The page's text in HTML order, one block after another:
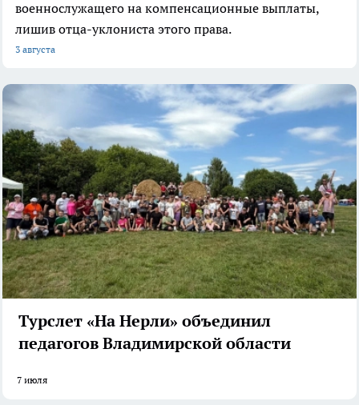
военнослужащего на компенсационные выплаты,
лишив отца-уклониста этого права.
3 августа
Турслет «На Нерли» объединил
педагогов Владимирской области
7 июля